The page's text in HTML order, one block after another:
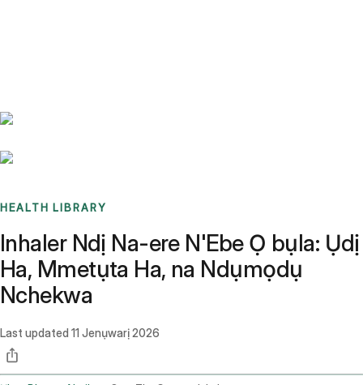
HEALTH LIBRARY
Inhaler Ndị Na-ere N'Ebe Ọ bụla: Ụdị
Ha, Mmetụta Ha, na Ndụmọdụ
Nchekwa
Last updated 11 Jenụwarị 2026